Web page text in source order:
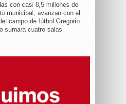
con casi 8,5 millones de
municipal, avanzan con el
campo de fútbol Gregorio
sumará cuatro salas